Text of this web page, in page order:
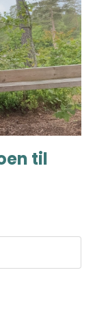
til